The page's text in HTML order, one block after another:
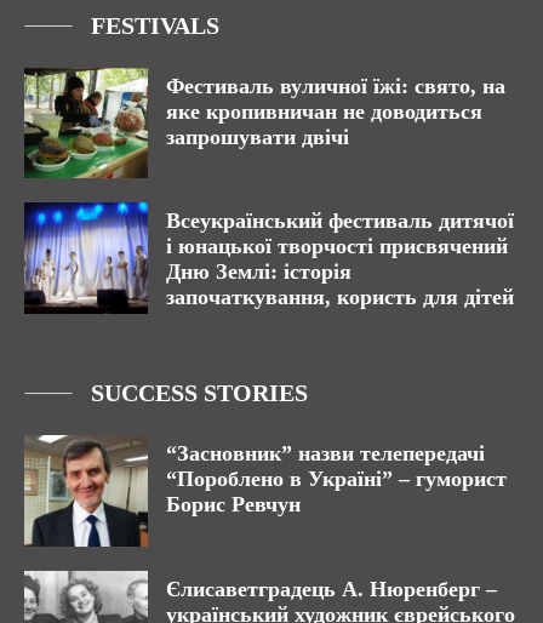
FESTIVALS
Фестиваль вуличної їжі: свято, на
яке кропивничан не доводиться
запрошувати двічі
Всеукраїнський фестиваль дитячої
і юнацької творчості присвячений
Дню Землі: історія
започаткування, користь для дітей
SUCCESS STORIES
“Засновник” назви телепередачі
“Пороблено в Україні” – гуморист
Борис Ревчун
Єлисаветградець А. Нюренберг –
український художник єврейського